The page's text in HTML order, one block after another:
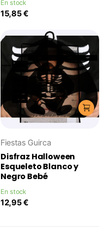
En stock
15,85 €
Fiestas Guirca
Disfraz Halloween
Esqueleto Blanco y
Negro Bebé
En stock
12,95 €